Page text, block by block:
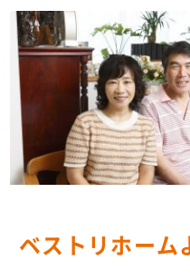
ベストリホーム